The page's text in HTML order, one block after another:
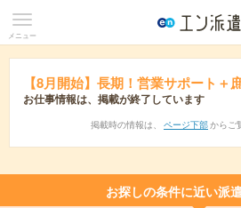
メニュー
【8月開始】長期！営業サポート＋
お仕事情報は、掲載が終了しています
掲載時の情報は、 ページ下部 からご
お探しの条件に近い派